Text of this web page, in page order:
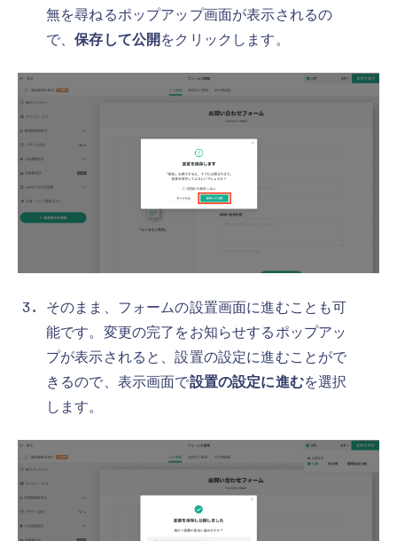
無を尋ねるポップアップ画面が表示されるの
で、保存して公開 をクリックします。
そのまま、フォームの設置画面に進むことも可
能です。変更の完了をお知らせするポップアッ
プが表示されると、設置の設定に進むことがで
きるので、表示画面で設置の設定に進むを選択
します。